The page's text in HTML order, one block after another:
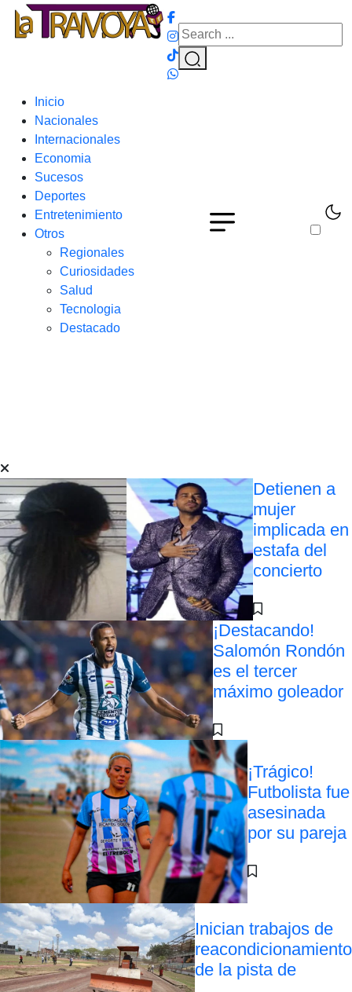
Inicio
Nacionales
Internacionales
Economia
Sucesos
Deportes
Entretenimiento
Otros
Regionales
Curiosidades
Salud
Tecnologia
Destacado
Detienen a
mujer
implicada en
estafa del
concierto
¡Destacando!
Salomón Rondón
es el tercer
máximo goleador
¡Trágico!
Futbolista fue
asesinada
por su pareja
Inician trabajos de
reacondicionamiento
de la pista de